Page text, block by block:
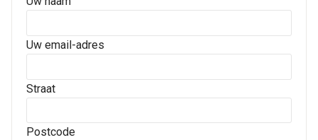
Uw email-adres
Straat
Postcode